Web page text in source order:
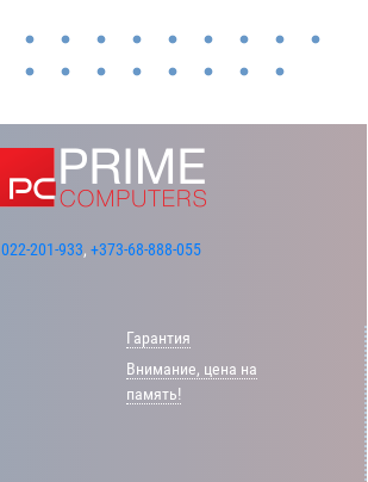
022-201-933, +373-68-888-055
Гарантия
Внимание, цена на
память!